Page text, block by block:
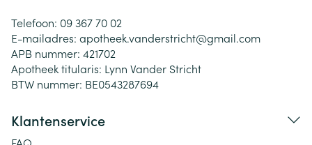
Telefoon: 09 367 70 02
E-mailadres: apotheek.vanderstricht@gmail.com
APB nummer: 421702
Apotheek titularis: Lynn Vander Stricht
BTW nummer: BE0543287694
Klantenservice